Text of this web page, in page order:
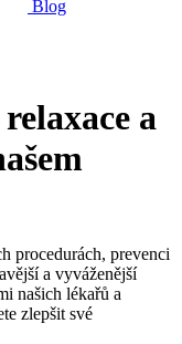
Blog
a
procedurách, prevenci
a vyváženější
našich lékařů a
zlepšit své